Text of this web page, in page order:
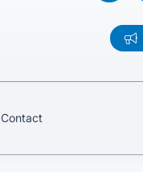
Contact